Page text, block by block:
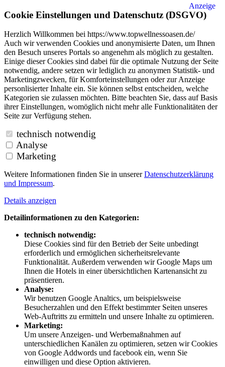
Cookie Einstellungen und Datenschutz (DSGVO)
Herzlich Willkommen bei https://www.topwellnessoasen.de/
Auch wir verwenden Cookies und anonymisierte Daten, um Ihnen
den Besuch unseres Portals so angenehm als möglich zu gestalten.
Einige dieser Cookies sind dabei für die optimale Nutzung der Seite
notwendig, andere setzen wir lediglich zu anonymen Statistik- und
Marketingzwecken, für Komforteinstellungen oder zur Anzeige
personlisierter Inhalte ein. Sie können selbst entscheiden, welche
Kategorien sie zulassen möchten. Bitte beachten Sie, dass auf Basis
ihrer Einstellungen, womöglich nicht mehr alle Funktionalitäten der
Seite zur Verfügung stehen.
technisch notwendig
Analyse
Marketing
Weitere Informationen finden Sie in unsererDatenschutzerklärung
und Impressum.
Details anzeigen
Detailinformationen zu den Kategorien:
technisch notwendig:
Diese Cookies sind für den Betrieb der Seite unbedingt
erforderlich und ermöglichen sicherheitsrelevante
Funktionalität. Außerdem verwenden wir Google Maps um
Ihnen die Hotels in einer übersichtlichen Kartenansicht zu
präsentieren.
Analyse:
Wir benutzen Google Analtics, um beispielsweise
Besucherzahlen und den Effekt bestimmter Seiten unseres
Web-Auftritts zu ermitteln und unsere Inhalte zu optimieren.
Marketing:
Um unsere Anzeigen- und Werbemaßnahmen auf
unterschiedlichen Kanälen zu optimieren, setzen wir Cookies
von Google Addwords und facebook ein, wenn Sie
einwilligen und diese Option aktivieren.
Anzeige